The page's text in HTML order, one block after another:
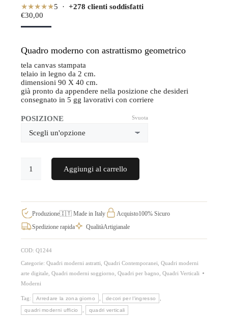
★★★★★5 · +278 clienti soddisfatti
€30,00
Quadro moderno con astrattismo geometrico
tela canvas stampata
telaio in legno da 2 cm.
dimensioni 90 X 40 cm.
già pronto da appendere nella posizione che desideri
consegnato in 5 gg lavorativi con corriere
POSIZIONE Svuota
astratto
geometrico
da
appendere
Q1244
quantità
Aggiungi al carrello
Produzione🇮🇹 Made in Italy Acquisto100% Sicuro
Spedizione rapida
QualitàArtigianale
COD: Q1244
Categorie: Quadri moderni astratti Quadri Contemporanei Quadri moderni
arte digitale Quadri moderni soggiorno Quadri per bagno Quadri Verticali
Moderni
Tag: Arredare la zona giorno decori per l'ingresso
quadri moderni ufficio quadri verticali